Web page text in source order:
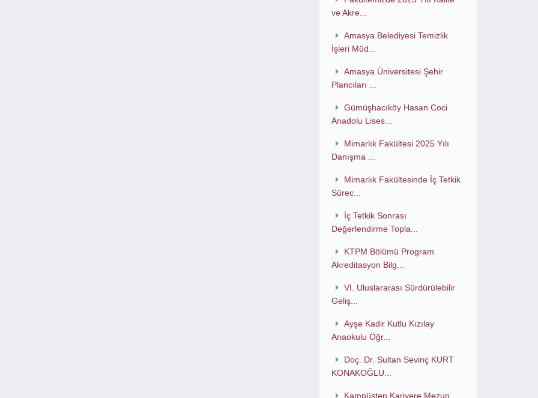
ve Akre...
Amasya Belediyesi Temizlik
İşleri Müd...
Amasya Üniversitesi Şehir
Plancıları ...
Gümüşhacıköy Hasan Coci
Anadolu Lises...
Mimarlık Fakültesi 2025 Yılı
Danışma ...
Mimarlık Fakültesinde İç Tetkik
Sürec...
İç Tetkik Sonrası
Değerlendirme Topla...
KTPM Bölümü Program
Akreditasyon Bilg...
VI. Uluslararası Sürdürülebilir
Geliş...
Ayşe Kadir Kutlu Kızılay
Anaokulu Öğr...
Doç. Dr. Sultan Sevinç KURT
KONAKOĞLU...
Kampüsten Kariyere Mezun